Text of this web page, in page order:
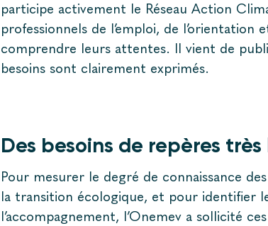
participe activement le Réseau Action
professionnels de l’emploi, de l’orientation
comprendre leurs attentes. Il vient de
besoins sont clairement exprimés.
Des besoins de repères
Pour mesurer le degré de connaissance
la transition écologique, et pour identifier
l’accompagnement, l’Onemev a sollicité